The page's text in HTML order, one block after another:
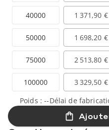
40000
50000
75000
100000
1 371,90 €
1 698,20 €
2 513,80 €
3 329,50 €
Poids :--Délai de